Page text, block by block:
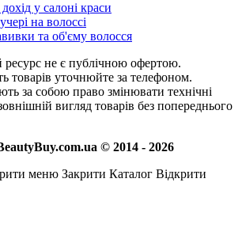
у салоні краси
на волоссі
та об'єму волосся
не є публічною офертою.
товарів уточнюйте за телефоном.
за собою право змінювати технічні
вигляд товарів без попереднього
© 2014 - 2026
меню Закрити Каталог Відкрити